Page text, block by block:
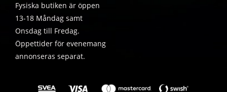
Fysiska butiken är öppen
13-18 Måndag samt
Onsdag till Fredag.
Öppettider för evenemang
annonseras separat.